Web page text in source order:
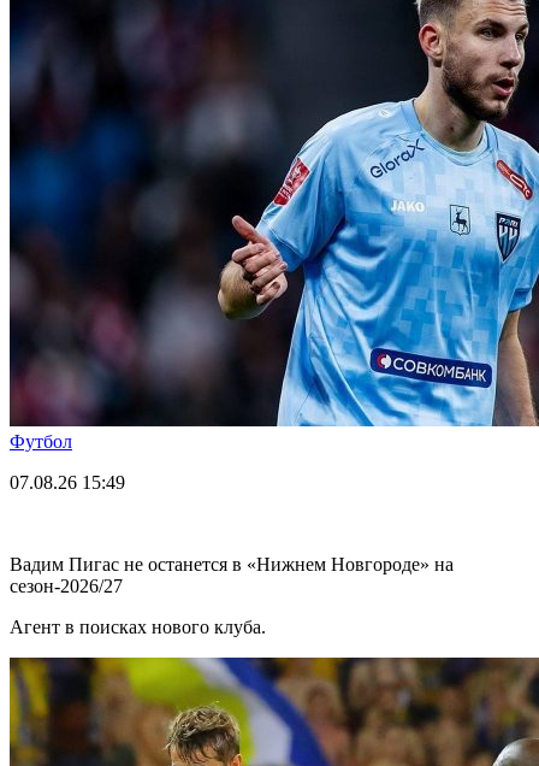
Футбол
07.08.26 15:49
Вадим Пигас не останется в «Нижнем Новгороде» на
сезон-2026/27
Агент в поисках нового клуба.